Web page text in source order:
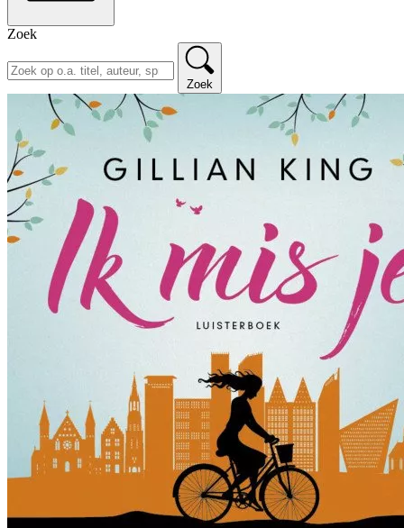
Zoek
Zoek